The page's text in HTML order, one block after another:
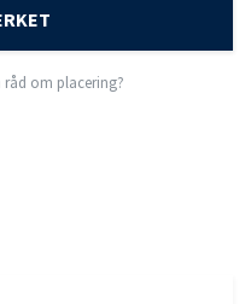
råd om placering?